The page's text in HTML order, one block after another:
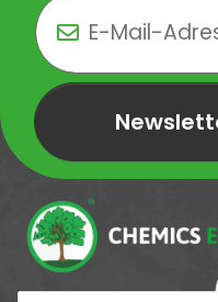
Newsletter Newsletter